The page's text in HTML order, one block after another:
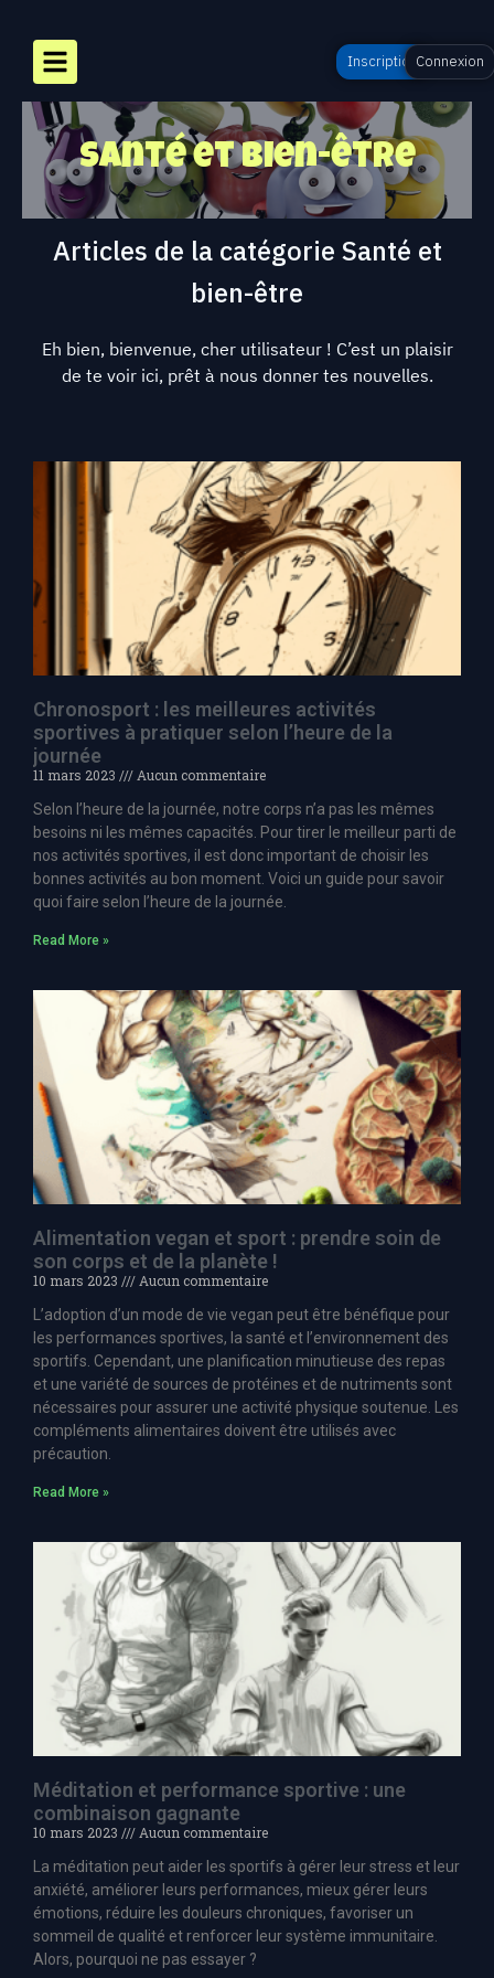
InscriptionConnexion
Santé et bien-être
Articles de la catégorie Santé et
bien-être
Eh bien, bienvenue, cher utilisateur ! C’est un plaisir
de te voir ici, prêt à nous donner tes nouvelles.
Chronosport : les meilleures activités
sportives à pratiquer selon l’heure de la
journée
11 mars 2023
Aucun commentaire
Selon l’heure de la journée, notre corps n’a pas les mêmes
besoins ni les mêmes capacités. Pour tirer le meilleur parti de
nos activités sportives, il est donc important de choisir les
bonnes activités au bon moment. Voici un guide pour savoir
quoi faire selon l’heure de la journée.
Read More »
Alimentation vegan et sport : prendre soin de
son corps et de la planète !
10 mars 2023
Aucun commentaire
L’adoption d’un mode de vie vegan peut être bénéfique pour
les performances sportives, la santé et l’environnement des
sportifs. Cependant, une planification minutieuse des repas
et une variété de sources de protéines et de nutriments sont
nécessaires pour assurer une activité physique soutenue. Les
compléments alimentaires doivent être utilisés avec
précaution.
Read More »
Méditation et performance sportive : une
combinaison gagnante
10 mars 2023
Aucun commentaire
La méditation peut aider les sportifs à gérer leur stress et leur
anxiété, améliorer leurs performances, mieux gérer leurs
émotions, réduire les douleurs chroniques, favoriser un
sommeil de qualité et renforcer leur système immunitaire.
Alors, pourquoi ne pas essayer ?